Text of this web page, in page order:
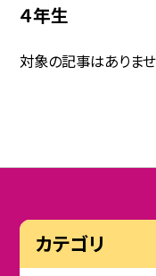
４年生
対象の記事はありま
カテゴリ